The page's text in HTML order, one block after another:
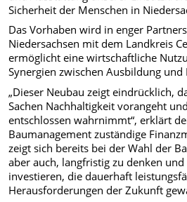
Sicherheit der Menschen in
Das Vorhaben wird in enger
Niedersachsen mit dem Landkreis
ermöglicht eine wirtschaftliche
Synergien zwischen Ausbildung und
„Dieser Neubau zeigt eindrücklich,
Sachen Nachhaltigkeit vorangeht
entschlossen wahrnimmt“, erklärt
Baumanagement zuständige
zeigt sich bereits bei der Wahl der
aber auch, langfristig zu denken
investieren, die dauerhaft
Herausforderungen der Zukunft